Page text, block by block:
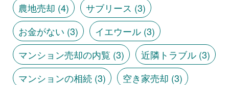
農地売却 (4) サブリース (3)
お金がない (3) イエウール(3)
マンション売却の内覧 (3) 近隣トラブル(3)
マンションの相続(3) 空き家売却 (3)